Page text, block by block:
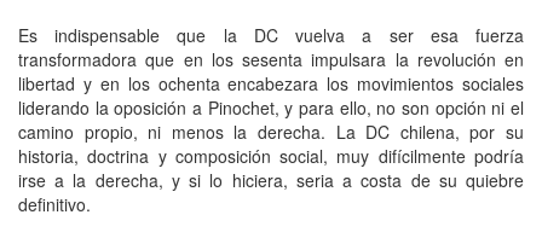
Es indispensable que la DC vuelva a ser esa fuerza
transformadora que en los sesenta impulsara la revolución en
libertad y en los ochenta encabezara los movimientos sociales
liderando la oposición a Pinochet, y para ello, no son opción ni el
camino propio, ni menos la derecha. La DC chilena, por su
historia, doctrina y composición social, muy difícilmente podría
irse a la derecha, y si lo hiciera, seria a costa de su quiebre
definitivo.